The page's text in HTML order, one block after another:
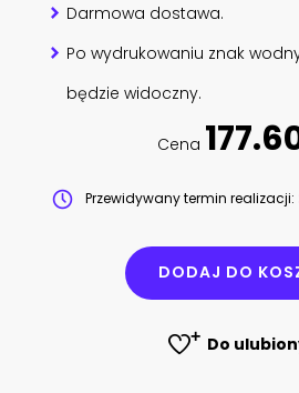
Darmowa dostawa.
Po wydrukowaniu znak
będzie widoczny.
Cena
Przewidywany termin realizacji:
DODAJ DO
Do